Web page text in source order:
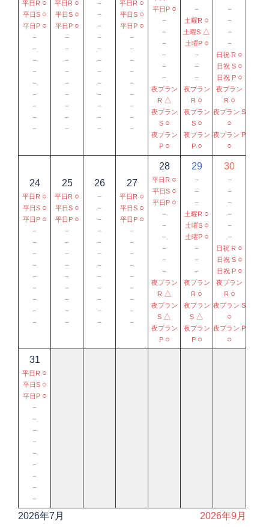
平日R ○
平日S ○
平日P ○
－
－
－
－
－
－
－
－
－
平日R ○
平日S ○
平日P ○
－
－
－
－
－
－
－
－
－
－
－
－
－
－
－
－
－
－
－
－
－
平日R ○
平日S ○
平日P ○
－
－
－
－
－
－
－
－
－
平日P ○
－
－
－
－
－
－
夜プラン
R △
夜プラン
S ○
夜プラン
P ○
－
土曜R ○
土曜S △
土曜P ○
－
－
－
夜プラン
R ○
夜プラン
S ○
夜プラン
P ○
－
－
－
－
日祝 R ○
日祝 S ○
日祝 P ○
夜プラン
R ○
夜プラン S
○
夜プラン P
○
24
平日R ○
平日S ○
平日P ○
－
－
－
－
－
－
－
－
－
25
平日R ○
平日S ○
平日P ○
－
－
－
－
－
－
－
－
－
26
－
－
－
－
－
－
－
－
－
－
－
－
27
平日R ○
平日S ○
平日P ○
－
－
－
－
－
－
－
－
－
28
平日R ○
平日S ○
平日P ○
－
－
－
－
－
－
夜プラン
R △
夜プラン
S △
夜プラン
P ○
29
－
－
－
土曜R ○
土曜S ○
土曜P ○
－
－
－
夜プラン
R ○
夜プラン
S △
夜プラン
P ○
30
－
－
－
－
－
－
日祝 R ○
日祝 S ○
日祝 P ○
夜プラン
R ○
夜プラン S
○
夜プラン P
○
31
平日R ○
平日S ○
平日P ○
－
－
－
－
－
－
－
－
－
2026年7月 2026年9月